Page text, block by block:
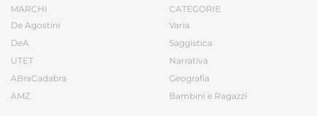
MARCHI
De Agostini
DeA
UTET
ABraCadabra
AMZ
CATEGORIE
Varia
Saggistica
Narrativa
Geografia
Bambini e Ragazzi